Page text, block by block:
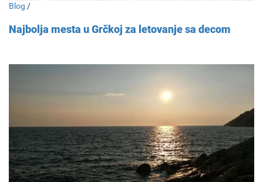
Blog /
Najbolja mesta u Grčkoj za letovanje sa decom